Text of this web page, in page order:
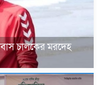
চালকের মরদেহ